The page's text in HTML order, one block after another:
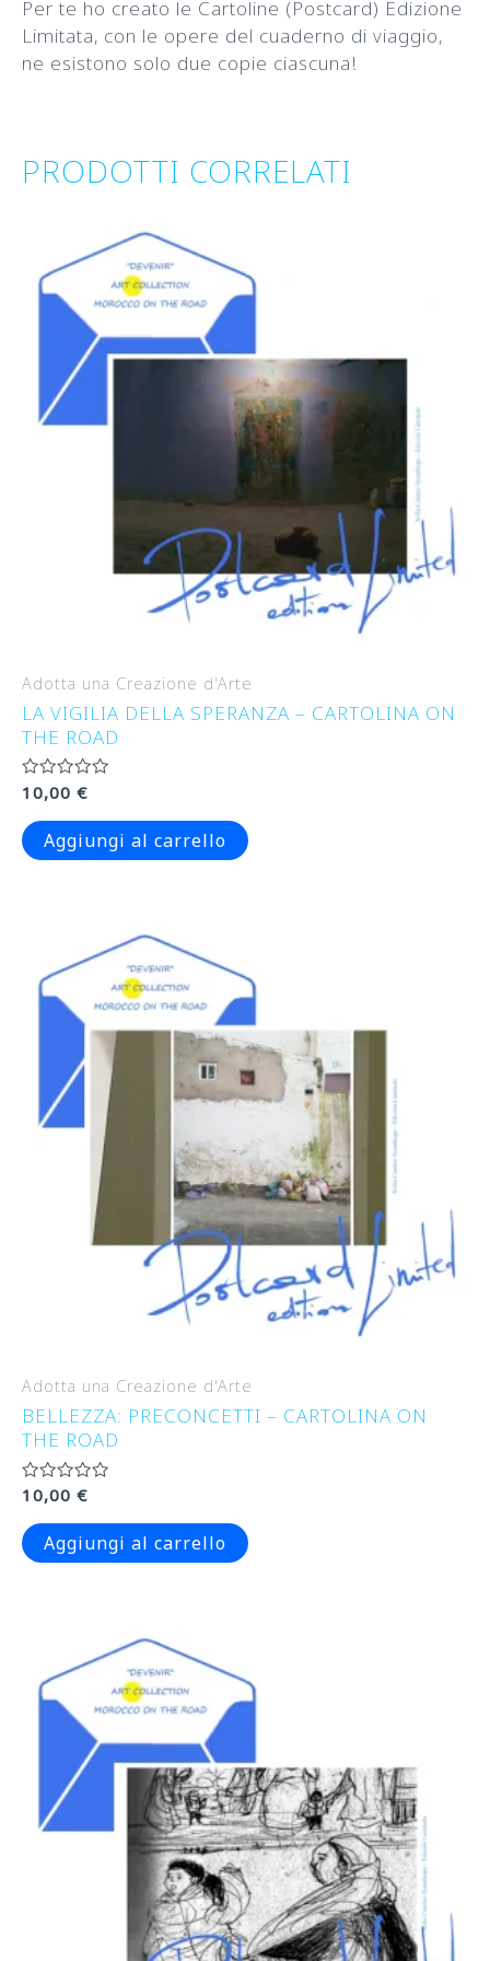
Per te ho creato le Cartoline (Postcard) Edizione
Limitata, con le opere del cuaderno di viaggio,
ne esistono solo due copie ciascuna!
PRODOTTI CORRELATI
Adotta una Creazione d'Arte
LA VIGILIA DELLA SPERANZA – CARTOLINA ON
THE ROAD
Valutato
su
5
10,00 €
Aggiungi al carrello
Adotta una Creazione d'Arte
BELLEZZA: PRECONCETTI – CARTOLINA ON
THE ROAD
Valutato
su
5
10,00 €
Aggiungi al carrello